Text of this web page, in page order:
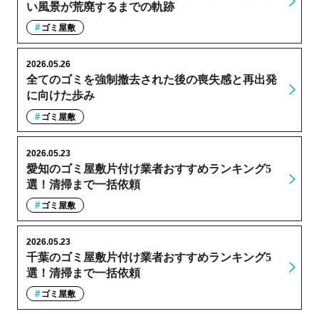
い風景が荒廃するまでの軌跡
ゴミ屋敷
全てのゴミを強制撤去された後の喪失感と再出発
に向けた歩み
2026.05.26
ゴミ屋敷
愛知のゴミ屋敷片付け業者おすすめランキング5
選！清掃まで一括依頼
2026.05.23
ゴミ屋敷
千葉のゴミ屋敷片付け業者おすすめランキング5
選！清掃まで一括依頼
2026.05.23
ゴミ屋敷